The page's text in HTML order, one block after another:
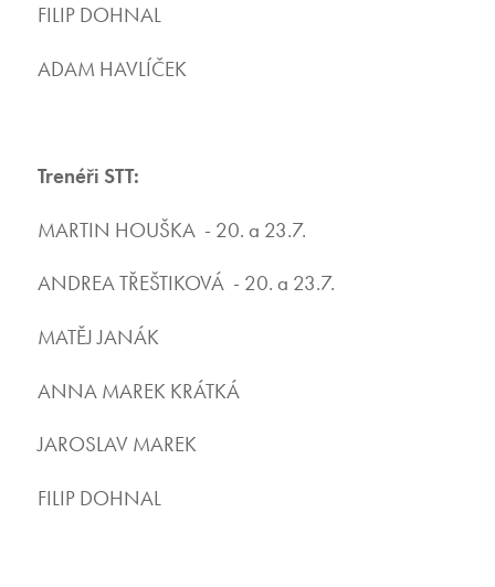
FILIP DOHNAL
ADAM HAVLÍČEK
Trenéři STT:
MARTIN HOUŠKA - 20. a 23.7.
ANDREA TŘEŠTIKOVÁ - 20. a 23.7.
MATĚJ JANÁK
ANNA MAREK KRÁTKÁ
JAROSLAV MAREK
FILIP DOHNAL